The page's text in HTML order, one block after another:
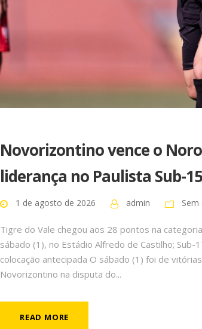
Novorizontino vence o
liderança no Paulista Sub-
1 de agosto de 2026 admin Sem
Tigre do Vale chegou aos 28 pontos na
sábado (1), no Estádio Alfredo de Castilho;
colocação antecipada O sábado (1) foi de
Novorizontino na disputa do...
READ MORE